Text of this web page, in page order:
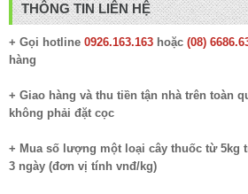
THÔNG TIN LIÊN HỆ
+ Gọi hotline 0926.163.163 hoặc (08)
hàng
+ Giao hàng và thu tiền tận nhà trên toàn
không phải đặt cọc
+ Mua số lượng một loại cây thuốc từ 5kg
3 ngày (đơn vị tính vnđ/kg)